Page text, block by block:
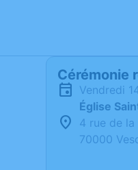
Cérémonie
vendredi
Église
4 rue de la
70000